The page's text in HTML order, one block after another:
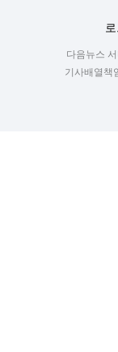
다음뉴스
기사배열책